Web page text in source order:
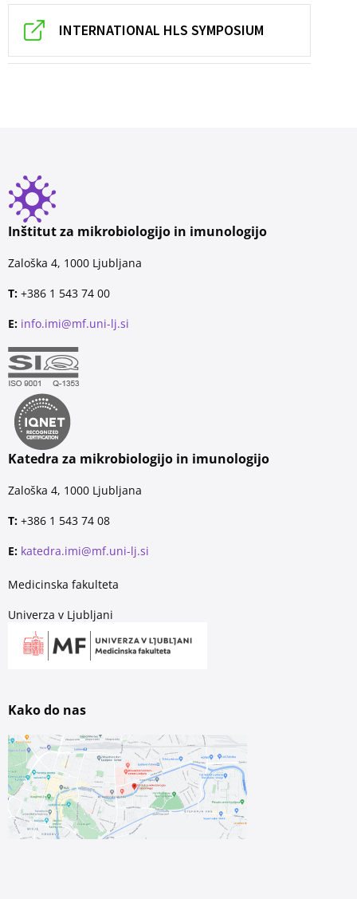
INTERNATIONAL HLS SYMPOSIUM
Inštitut za mikrobiologijo in imunologijo
Zaloška 4, 1000 Ljubljana
T: +386 1 543 74 00
E: info.imi@mf.uni-lj.si
Katedra za mikrobiologijo in imunologijo
Zaloška 4, 1000 Ljubljana
T: +386 1 543 74 08
E: katedra.imi@mf.uni-lj.si
Medicinska fakulteta
Univerza v Ljubljani
Kako do nas